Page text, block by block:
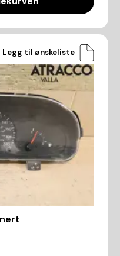
Legg til ønskeliste